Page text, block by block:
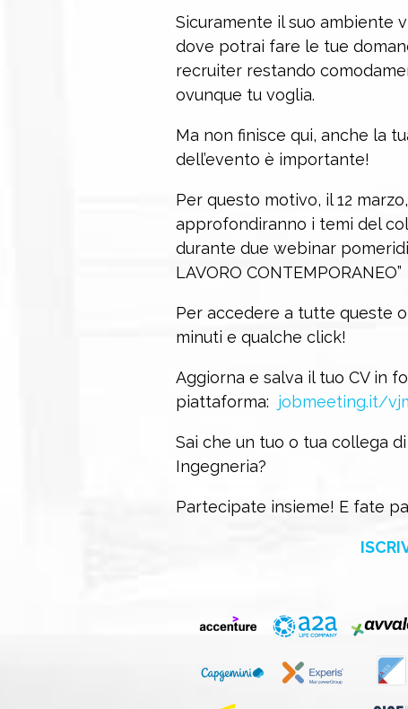
Sicuramente il suo ambiente
dove potrai fare le tue
recruiter restando
ovunque tu voglia.
Ma non finisce qui, anche la
dell’evento è importante!
Per questo motivo, il 12
approfondiranno i temi del
durante due webinar
LAVORO CONTEMPORANEO”
Per accedere a tutte queste
minuti e qualche click!
Aggiorna e salva il tuo CV in
piattaforma: jobmeeting.it/
Sai che un tuo o tua collega
Ingegneria?
Partecipate insieme! E fate